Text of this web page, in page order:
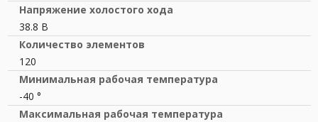
Напряжение холостого хода
38.8 В
Количество элементов
120
Минимальная рабочая температура
-40 °
Максимальная рабочая температура